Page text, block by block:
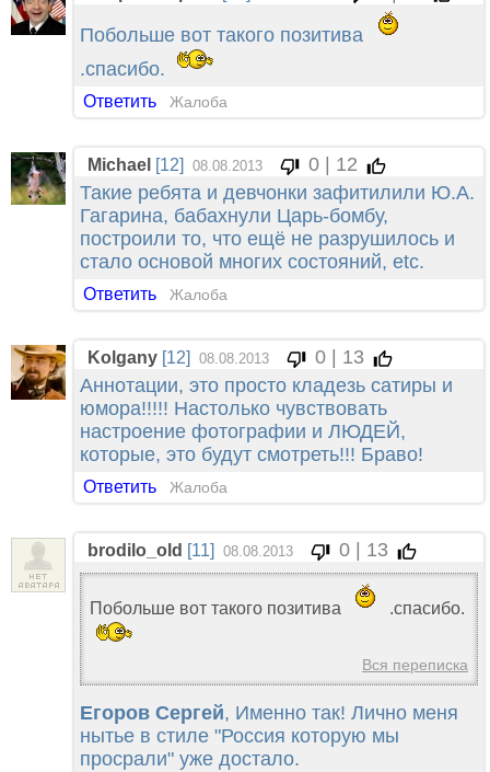
Побольше вот такого позитива
.спасибо.
Ответить Жалоба
Michael [12] 08.08.2013
0 | 12
Такие ребята и девчонки зафитилили Ю.А.
Гагарина, бабахнули Царь-бомбу,
построили то, что ещё не разрушилось и
стало основой многих состояний, etc.
Ответить Жалоба
Kolgany [12] 08.08.2013
0 | 13
Аннотации, это просто кладезь сатиры и
юмора!!!!! Настолько чувствовать
настроение фотографии и ЛЮДЕЙ,
которые, это будут смотреть!!! Браво!
Ответить Жалоба
brodilo_old [11] 08.08.2013 0 | 13
Побольше вот такого позитива .спасибо.
Вся переписка
Егоров Сергей, Именно так! Лично меня
нытье в стиле "Россия которую мы
просрали" уже достало.